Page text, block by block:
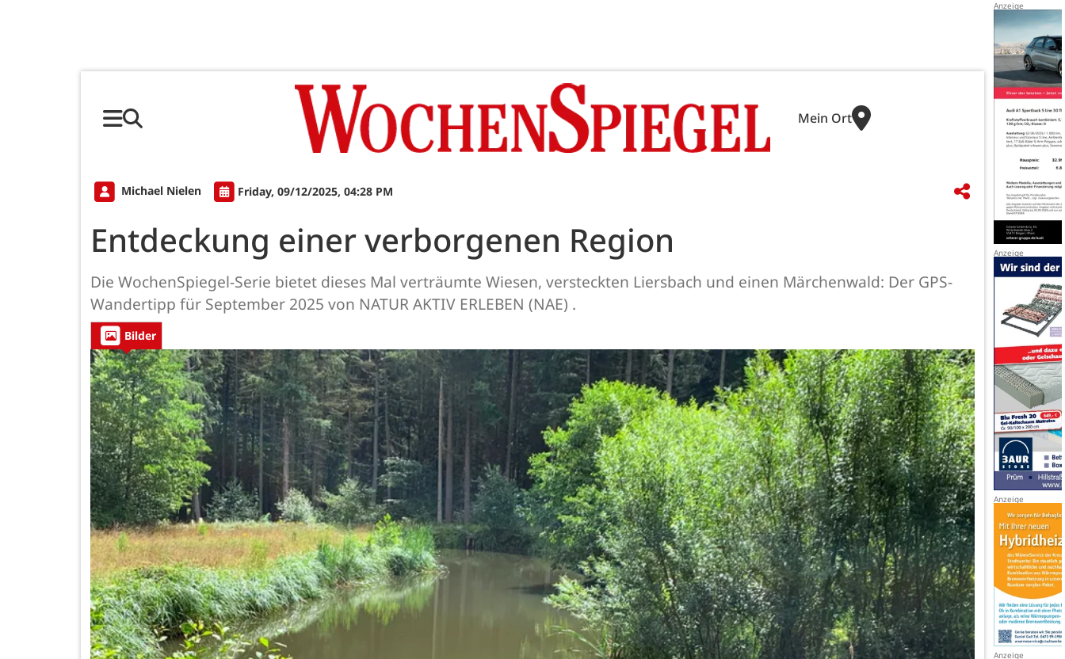
Mein Ort
Michael Nielen Friday, 09/12/2025, 04:28 PM
Entdeckung einer verborgenen Region
Die WochenSpiegel-Serie bietet dieses Mal verträumte Wiesen, versteckten Liersbach und einen Märchenwald: Der GPS-
Wandertipp für September 2025 von NATUR AKTIV ERLEBEN (NAE) .
Bilder